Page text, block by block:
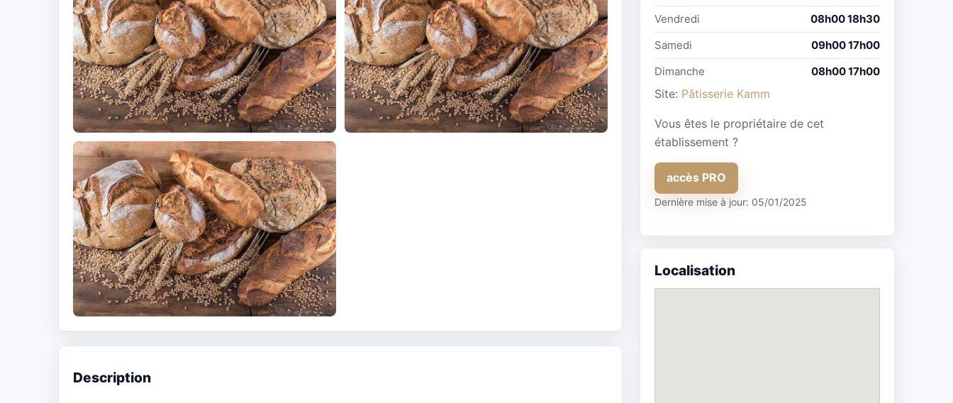
Description
Vendredi
08h00 18h30
Samedi
09h00 17h00
Dimanche
08h00 17h00
Site: Pâtisserie Kamm
Vous êtes le propriétaire de cet
établissement ?
accès PRO
Dernière mise à jour: 05/01/2025
Localisation